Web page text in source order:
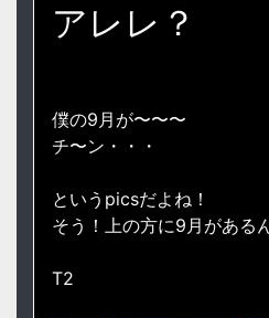
アレレ？
僕の9月が〜〜〜
チ〜ン・・・
というpicsだよね！
そう！上の方に9月がある
T2